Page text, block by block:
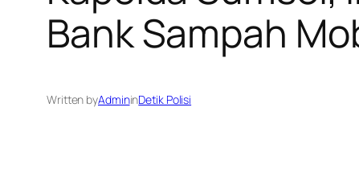
Bank Sampah
Written byAdmininDetik Polisi